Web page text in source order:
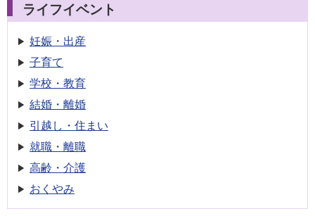
ライフイベント
妊娠・出産
子育て
学校・教育
結婚・離婚
引越し・住まい
就職・離職
高齢・介護
おくやみ